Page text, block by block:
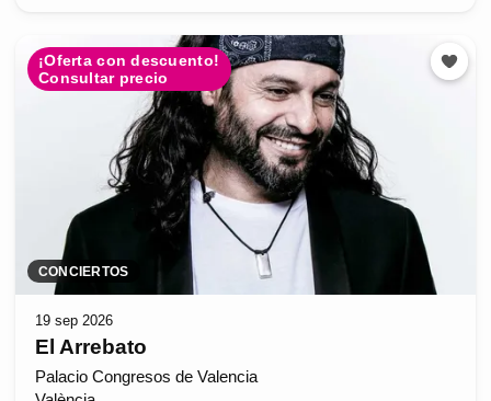
¡Oferta con descuento!
Consultar precio
CONCIERTOS
19 sep 2026
El Arrebato
Palacio Congresos de Valencia